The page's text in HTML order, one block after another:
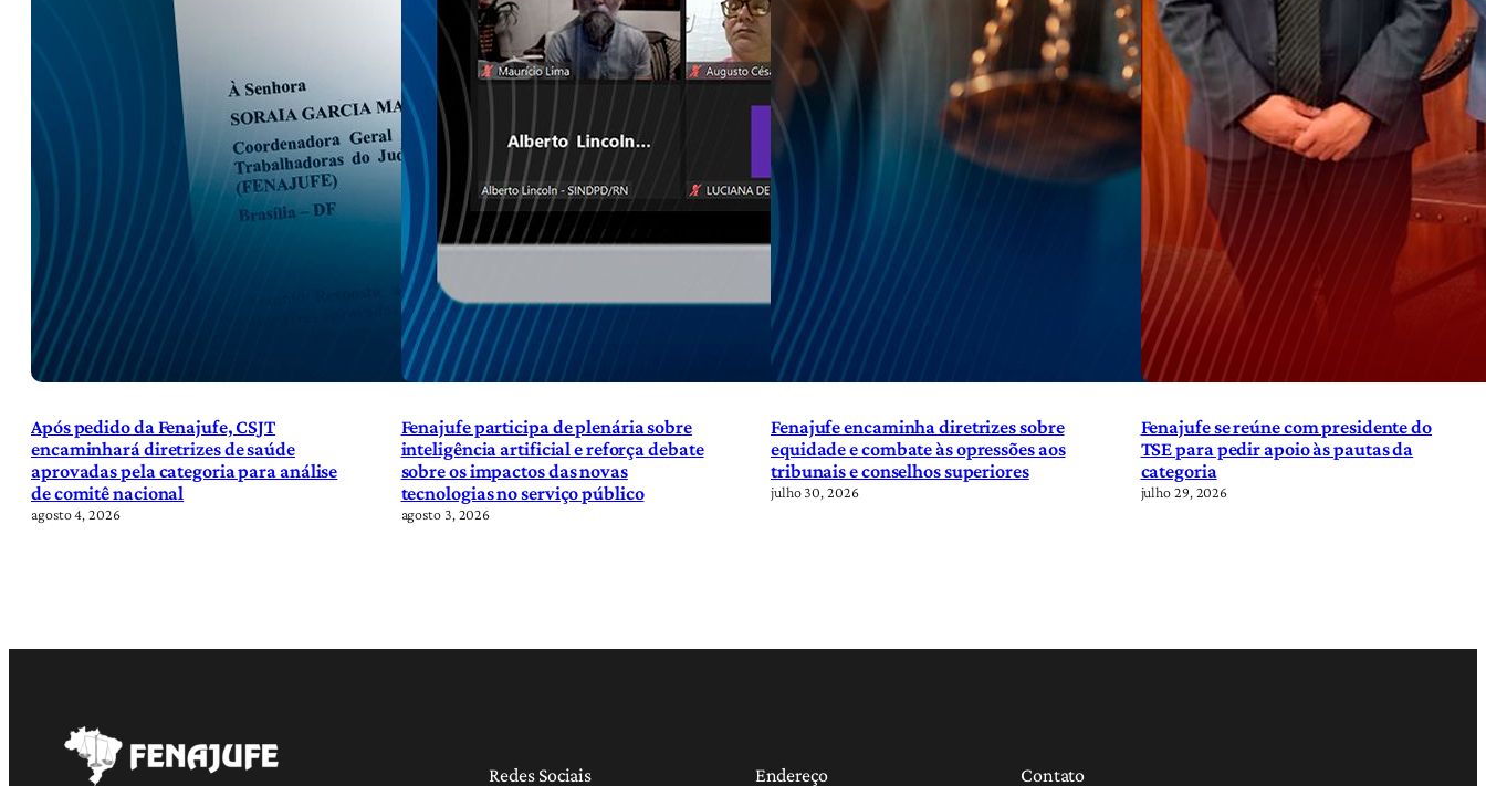
Após pedido da Fenajufe, CSJT
encaminhará diretrizes de saúde
aprovadas pela categoria para análise
de comitê nacional
agosto 4, 2026
Fenajufe participa de plenária sobre
inteligência artificial e reforça debate
sobre os impactos das novas
tecnologias no serviço público
agosto 3, 2026
Fenajufe encaminha diretrizes sobre
equidade e combate às opressões aos
tribunais e conselhos superiores
julho 30, 2026
Fenajufe se reúne com presidente do
TSE para pedir apoio às pautas da
categoria
julho 29, 2026
Redes Sociais Endereço Contato